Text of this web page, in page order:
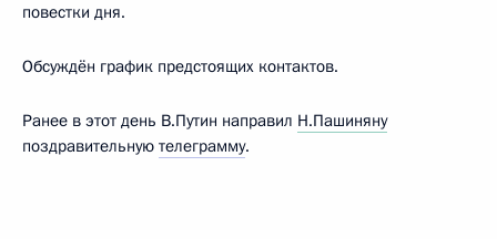
повестки дня.
Обсуждён график предстоящих контактов.
Ранее в этот день В.Путин направил Н.Пашиняну
поздравительную телеграмму.